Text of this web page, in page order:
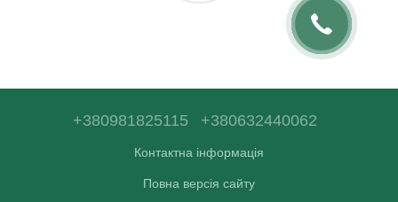
+380981825115 +380632440062
Контактна інформація
Повна версія сайту